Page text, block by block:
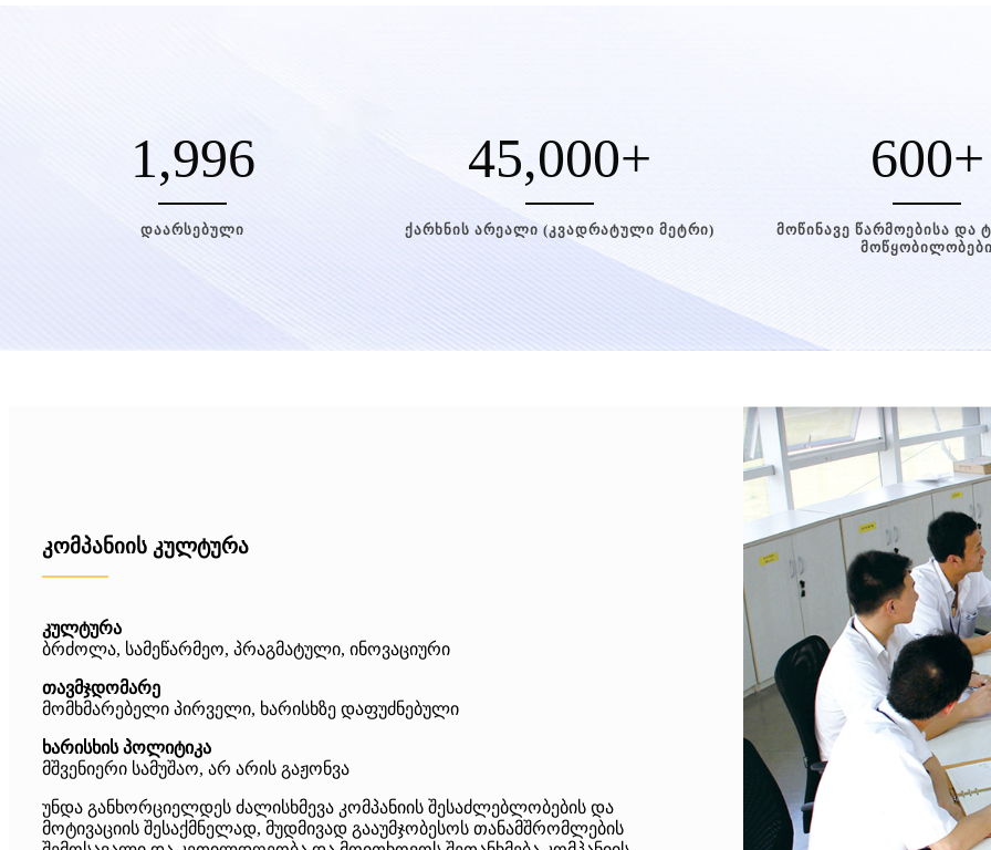
1,996
დაარსებული
45,000+
ქარხნის არეალი (კვადრატული მეტრი)
600+
მოწინავე წარმოებისა და
კომპანიის კულტურა
კულტურა
ბრძოლა, სამეწარმეო, პრაგმატული, ინოვაციური
თავმჯდომარე
მომხმარებელი პირველი, ხარისხზე დაფუძნებული
ხარისხის პოლიტიკა
მშვენიერი სამუშაო, არ არის გაჟონვა
უნდა განხორციელდეს ძალისხმევა კომპანიის შესაძლებლობების და
მოტივაციის შესაქმნელად, მუდმივად გააუმჯობესოს თანამშრომლების